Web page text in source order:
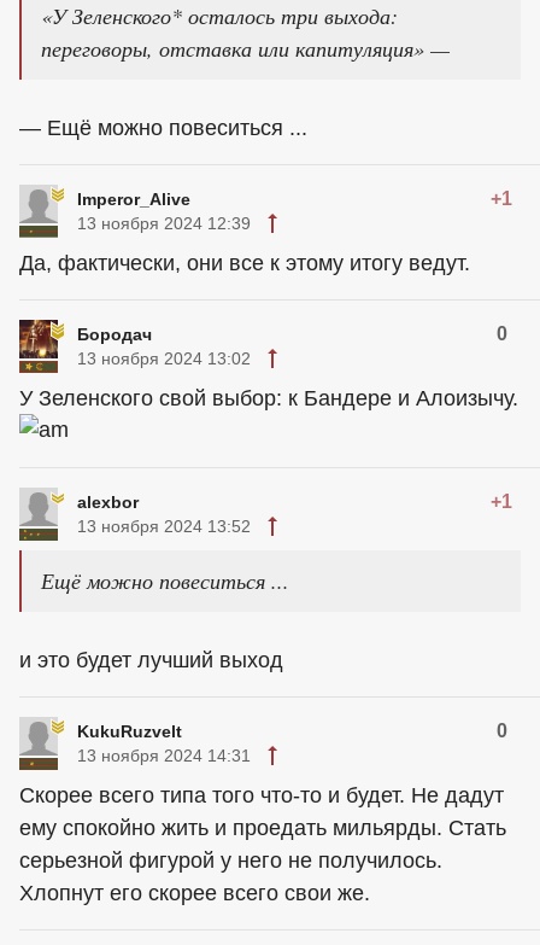
«У Зеленского* осталось три выхода:
переговоры, отставка или капитуляция» —
— Ещё можно повеситься ...
Imperor_Alive +1
13 ноября 2024 12:39
Да, фактически, они все к этому итогу ведут.
Бородач 0
13 ноября 2024 13:02
У Зеленского свой выбор: к Бандере и Алоизычу.
alexbor +1
13 ноября 2024 13:52
Ещё можно повеситься ...
и это будет лучший выход
KukuRuzvelt 0
13 ноября 2024 14:31
Скорее всего типа того что-то и будет. Не дадут
ему спокойно жить и проедать мильярды. Стать
серьезной фигурой у него не получилось.
Хлопнут его скорее всего свои же.